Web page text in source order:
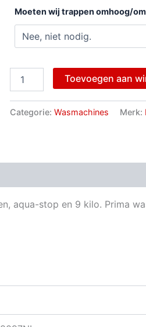
Moeten wij trappen omhoog/
Toevoegen aan
Categorie: Wasmachines Merk:
aqua-stop en 9 kilo. Prima